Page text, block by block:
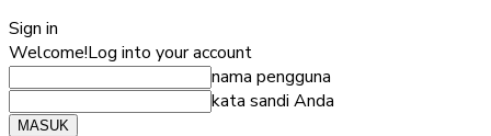
Sign in
Welcome!Log into your account
nama pengguna
kata sandi Anda